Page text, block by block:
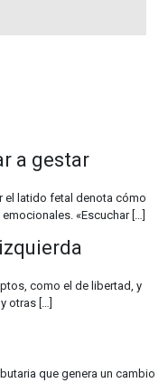
a gestar
el latido fetal denota cómo
«Escuchar […]
como el de libertad, y
otras […]
que genera un cambio